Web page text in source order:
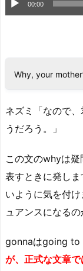
00:00
Why, your
ネズミ「なので
うだろう。」
この文のwhyは
表すときに発し
いように気を付
ュアンスになるの
gonnaはgoing to
が、正式な文章で